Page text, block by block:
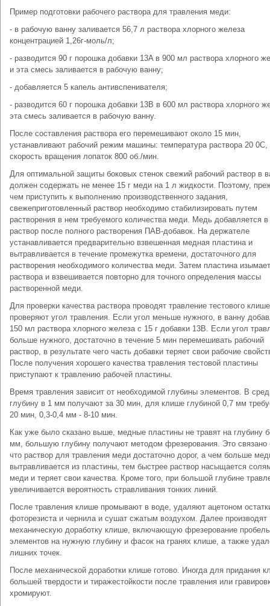
Пример подготовки рабочего раствора для травления меди:
- в рабочую ванну заливается 56,7 л раствора хлорного железа
концентрацией 1,26г-моль/л;
- разводится 90 г порошка добавки 13A в 900 мл раствора хлорного
и эта смесь заливается в рабочую ванну;
- добавляется 5 капель антивспенивателя;
- разводится 60 г порошка добавки 13B в 600 мл раствора хлорного
эта смесь заливается в рабочую ванну.
После составления раствора его перемешивают около 15 мин,
устанавливают рабочий режим машины: температура раствора 20 0C,
скорость вращения лопаток 800 об./мин.
Для оптимальной защиты боковых стенок свежий рабочий раствор в
должен содержать не менее 15 г меди на 1 л жидкости. Поэтому,
чем приступить к выполнению производственного задания,
свежеприготовленный раствор необходимо стабилизировать путем
растворения в нем требуемого количества меди. Медь добавляется в
раствор после полного растворения ПАВ-добавок. На держателе
устанавливается предварительно взвешенная медная пластина и
вытравливается в течение промежутка времени, достаточного для
растворения необходимого количества меди. Затем пластина
раствора и взвешивается повторно для точного определения массы
растворенной меди.
Для проверки качества раствора проводят травление тестового
проверяют угол травления. Если угол меньше нужного, в ванну
150 мл раствора хлорного железа с 15 г добавки 13В. Если угол
больше нужного, достаточно в течение 5 мин перемешивать рабочий
раствор, в результате чего часть добавки теряет свои рабочие
После получения хорошего качества травления тестовой пластины
приступают к травлению рабочей пластины.
Время травления зависит от необходимой глубины элементов. В
глубину в 1 мм получают за 30 мин, для клише глубиной 0,7 мм
20 мин, 0,3-0,4 мм - 8-10 мин.
Как уже было сказано выше, медные пластины не травят на глубину
мм, большую глубину получают методом фрезерования. Это связано
что раствор для травления меди достаточно дорог, а чем больше
вытравливается из пластины, тем быстрее раствор насыщается
меди и теряет свои качества. Кроме того, при большой глубине
увеличивается вероятность стравливания тонких линий.
После травления клише промывают в воде, удаляют ацетоном
фоторезиста и чернила и сушат сжатым воздухом. Далее производят
механическую доработку клише, включающую фрезерование
элементов на нужную глубину и фасок на гранях клише, а также
лишних точек.
После механической доработки клише готово. Иногда для придания
большей твердости и тиражестойкости после травления или
хромируют.